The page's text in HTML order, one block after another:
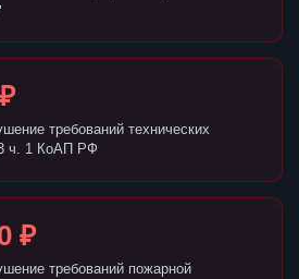
требований технических
ч. 1 КоАП РФ
₽
требований пожарной